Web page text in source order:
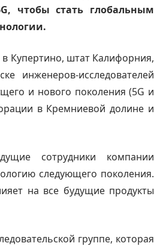
чтобы стать глобальным
Купертино, штат Калифорния,
инженеров-исследователей
и нового поколения (5G и
в Кремниевой долине и
сотрудники компании
следующего поколения.
на все будущие продукты
группе, которая